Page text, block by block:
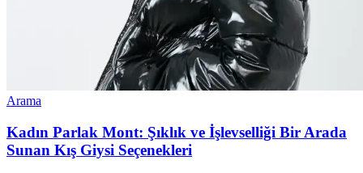
Arama
Kadın Parlak Mont: Şıklık ve İşlevselliği Bir Arada
Sunan Kış Giysi Seçenekleri